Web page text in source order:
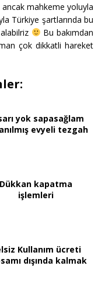
ancak mahkeme yoluyla
Türkiye şartlarında bu
Bu bakımdan
çok dikkatli hareket
yok sapasağlam
evyeli tezgah
Dükkan kapatma
işlemleri
Kullanım ücreti
dışında kalmak